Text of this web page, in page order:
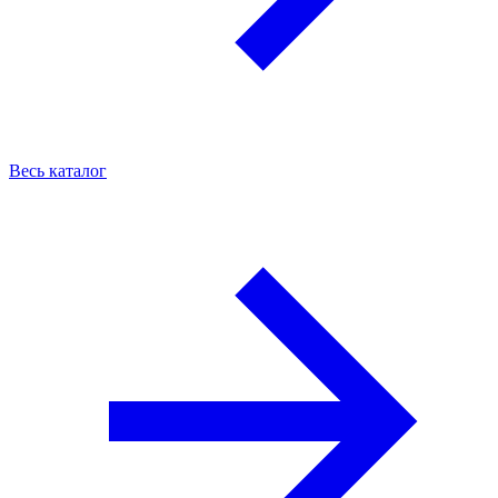
Весь каталог